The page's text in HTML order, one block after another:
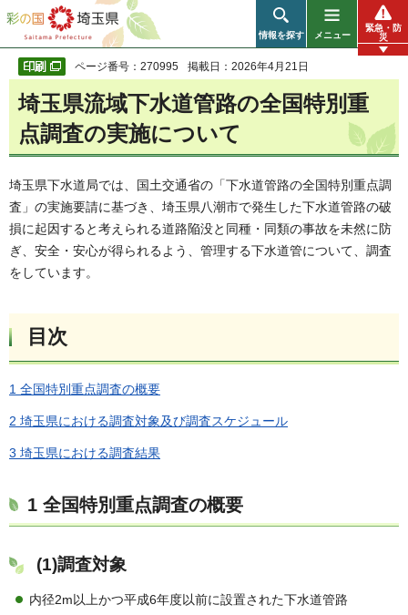
彩の国 埼玉県
情報を探す メニュー
緊急・防
災
ページ番号：270995 掲載日：2026年4月21日
埼玉県流域下水道管路の全国特別重
点調査の実施について
埼玉県下水道局では、国土交通省の「下水道管路の全国特別重点調
査」の実施要請に基づき、埼玉県八潮市で発生した下水道管路の破
損に起因すると考えられる道路陥没と同種・同類の事故を未然に防
ぎ、安全・安心が得られるよう、管理する下水道管について、調査
をしています。
目次
1 全国特別重点調査の概要
2 埼玉県における調査対象及び調査スケジュール
3 埼玉県における調査結果
1 全国特別重点調査の概要
(1)調査対象
内径2m以上かつ平成6年度以前に設置された下水道管路